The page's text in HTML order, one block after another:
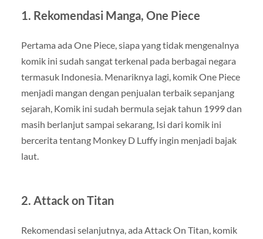
1. Rekomendasi Manga, One Piece
Pertama ada One Piece, siapa yang tidak mengenalnya
komik ini sudah sangat terkenal pada berbagai negara
termasuk Indonesia. Menariknya lagi, komik One Piece
menjadi mangan dengan penjualan terbaik sepanjang
sejarah, Komik ini sudah bermula sejak tahun 1999 dan
masih berlanjut sampai sekarang, Isi dari komik ini
bercerita tentang Monkey D Luffy ingin menjadi bajak
laut.
2. Attack on Titan
Rekomendasi selanjutnya, ada Attack On Titan, komik